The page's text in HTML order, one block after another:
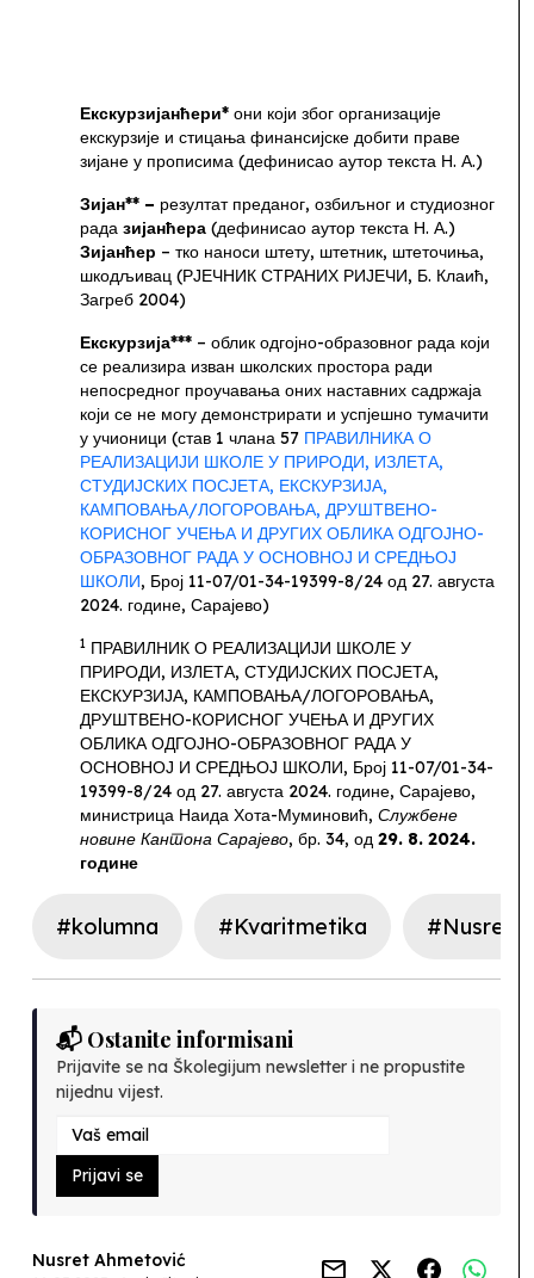
Екскурзијанћери* они који због организације
екскурзије и стицања финансијске добити праве
зијане у прописима (дефинисао аутор текста Н. А.)
Зијан** – резултат преданог, озбиљног и студиозног
рада зијанћера (дефинисао аутор текста Н. А.)
Зијанћер – тко наноси штету, штетник, штеточиња,
шкодљивац (РЈЕЧНИК СТРАНИХ РИЈЕЧИ, Б. Клаић,
Загреб 2004)
Екскурзија*** – облик одгојно-образовног рада који
се реализира изван школских простора ради
непосредног проучавања оних наставних садржаја
који се не могу демонстрирати и успјешно тумачити
у учионици (став 1 члана 57 ПРАВИЛНИКА О
РЕАЛИЗАЦИЈИ ШКОЛЕ У ПРИРОДИ, ИЗЛЕТА,
СТУДИЈСКИХ ПОСЈЕТА, ЕКСКУРЗИЈА,
КАМПОВАЊА/ЛОГОРОВАЊА, ДРУШТВЕНО-
КОРИСНОГ УЧЕЊА И ДРУГИХ ОБЛИКА ОДГОЈНО-
ОБРАЗОВНОГ РАДА У ОСНОВНОЈ И СРЕДЊОЈ
ШКОЛИ, Број 11-07/01-34-19399-8/24 од 27. августа
2024. године, Сарајево)
1 ПРАВИЛНИК О РЕАЛИЗАЦИЈИ ШКОЛЕ У
ПРИРОДИ, ИЗЛЕТА, СТУДИЈСКИХ ПОСЈЕТА,
ЕКСКУРЗИЈА, КАМПОВАЊА/ЛОГОРОВАЊА,
ДРУШТВЕНО-КОРИСНОГ УЧЕЊА И ДРУГИХ
ОБЛИКА ОДГОЈНО-ОБРАЗОВНОГ РАДА У
ОСНОВНОЈ И СРЕДЊОЈ ШКОЛИ, Број 11-07/01-34-
19399-8/24 од 27. августа 2024. године, Сарајево,
министрица Наида Хота-Муминовић, Службене
новине Кантона Сарајево, бр. 34, од 29. 8. 2024.
године
#kolumna #Kvaritmetika #Nusret
📬 Ostanite informisani
Prijavite se na Školegijum newsletter i ne propustite
nijednu vijest.
Prijavi se
Nusret Ahmetović